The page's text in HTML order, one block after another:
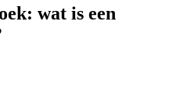
wat is een